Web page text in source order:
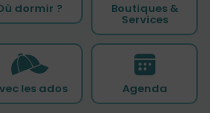
dormir ? Boutiques &
Services
les ados Agenda